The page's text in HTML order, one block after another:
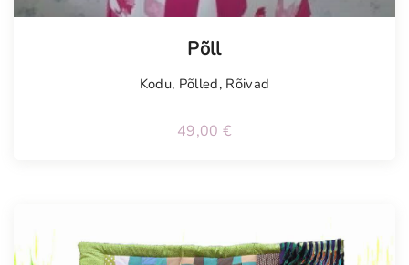
Põll
Kodu, Põlled, Rõivad
49,00 €